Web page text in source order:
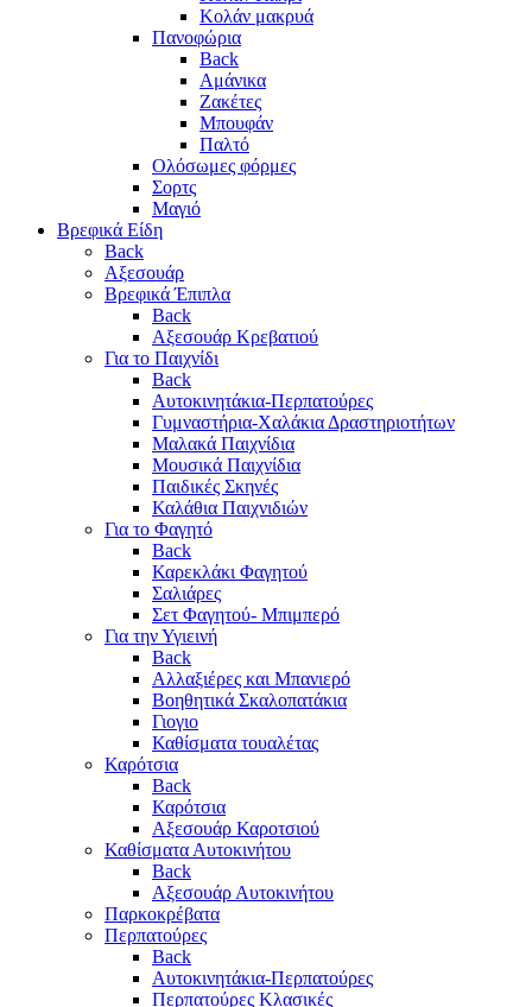
Κολάν μακρυά
Πανοφώρια
Back
Αμάνικα
Ζακέτες
Μπουφάν
Παλτό
Ολόσωμες φόρμες
Σορτς
Μαγιό
Βρεφικά Είδη
Back
Αξεσουάρ
Βρεφικά Έπιπλα
Back
Αξεσουάρ Κρεβατιού
Για το Παιχνίδι
Back
Αυτοκινητάκια-Περπατούρες
Γυμναστήρια-Χαλάκια Δραστηριοτήτων
Μαλακά Παιχνίδια
Μουσικά Παιχνίδια
Παιδικές Σκηνές
Καλάθια Παιχνιδιών
Για το Φαγητό
Back
Καρεκλάκι Φαγητού
Σαλιάρες
Σετ Φαγητού- Μπιμπερό
Για την Υγιεινή
Back
Αλλαξιέρες και Μπανιερό
Βοηθητικά Σκαλοπατάκια
Γιογιο
Καθίσματα τουαλέτας
Καρότσια
Back
Καρότσια
Αξεσουάρ Καροτσιού
Καθίσματα Αυτοκινήτου
Back
Αξεσουάρ Αυτοκινήτου
Παρκοκρέβατα
Περπατούρες
Back
Αυτοκινητάκια-Περπατούρες
Περπατούρες Κλασικές